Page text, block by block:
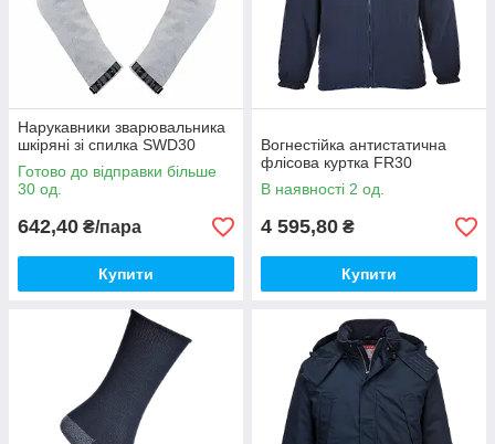
Нарукавники зварювальника
шкіряні зі спилка SWD30
Готово до відправки більше
30 од.
642,40 ₴/пара
Купити
Вогнестійка антистатична
флісова куртка FR30
В наявності 2 од.
4 595,80 ₴
Купити